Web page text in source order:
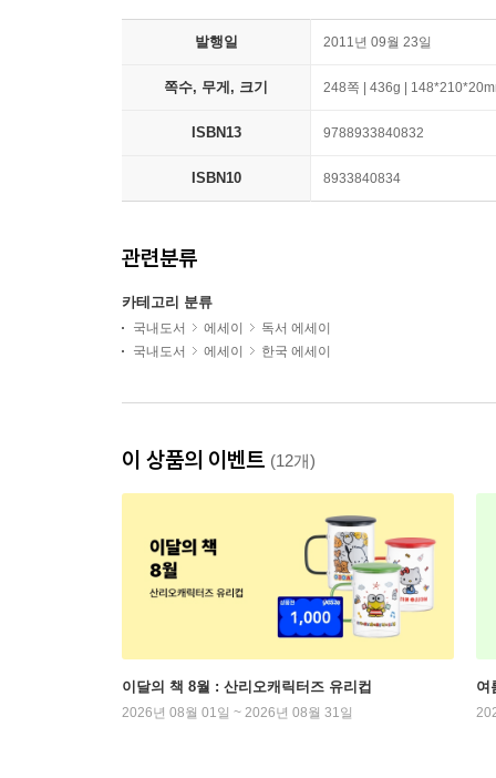
발행일 2011년 09월 23일
쪽수, 무게, 크기 248쪽 | 436g |
ISBN13 9788933840832
ISBN10 8933840834
관련분류
카테고리 분류
국내도서 에세이
독서 에세이
국내도서
에세이 한국 에세이
이 상품의 이벤트 (12개)
이달의 책 8월 : 산리오캐릭터즈 유리컵
2026년 08월 01일 ~ 2026년 08월 31일
여